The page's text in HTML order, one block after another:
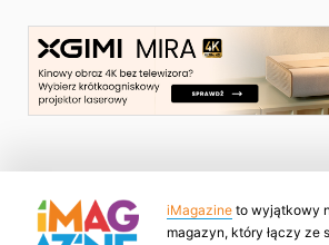
iMagazine to wyjątkowy
magazyn, który łączy ze